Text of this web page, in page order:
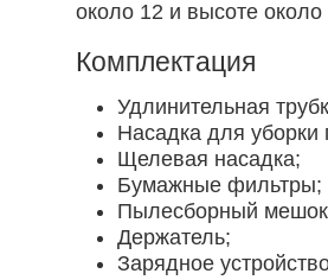
около 12 и высоте
Комплектация
Удлинительная
Насадка для уборки
Щелевая насадка;
Бумажные фильтры;
Пылесборный
Держатель;
Зарядное